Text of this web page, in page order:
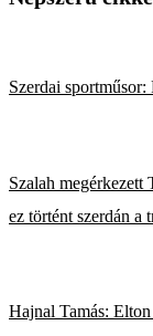
Szerdai
Szalah megérkezett
ez történt szerdán a
Hajnal Tamás: